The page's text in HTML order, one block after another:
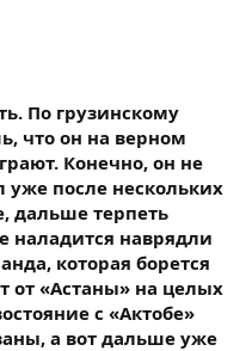
По грузинскому
что он на верном
Конечно, он не
уже после нескольких
дальше терпеть
наладится наврядли
которая борется
от «Астаны» на целых
с «Актобе»
а вот дальше уже